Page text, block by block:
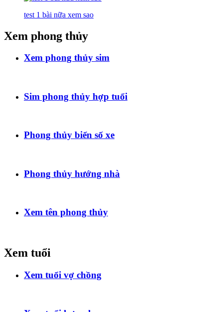
test 1 bài nữa xem sao
Xem phong thủy
Xem phong thủy sim
Sim phong thủy hợp tuổi
Phong thủy biển số xe
Phong thủy hướng nhà
Xem tên phong thủy
Xem tuổi
Xem tuổi vợ chồng